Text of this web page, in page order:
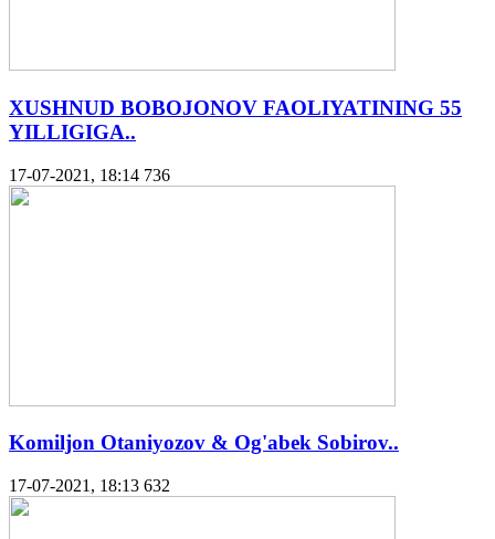
XUSHNUD BOBOJONOV FAOLIYATINING 55
YILLIGIGA..
17-07-2021, 18:14 736
Komiljon Otaniyozov & Og'abek Sobirov..
17-07-2021, 18:13 632